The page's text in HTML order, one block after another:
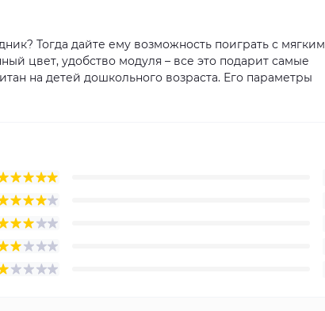
Тогда дайте ему возможность поиграть с мягким
цвет, удобство модуля – все это подарит самые
на детей дошкольного возраста. Его параметры